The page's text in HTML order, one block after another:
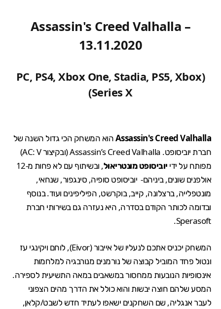
Assassin's Creed Valhalla –
13.11.2020
(PC, PS4, Xbox One, Stadia, PS5, Xbox
Series X)
Assassin's Creed Valhallaהוא המשחק הכי גדול השנה של
חברת יוביסופט. Assassin’s Creed Valhalla (ובקיצור AC: V)
מפותח על ידי יוביסופט מונטריאול
, ובשיתוף עם לא פחות מ-12
אולפנים שונים, ביניהם- יוביסופט סופיה, סינגפור, שנחאי,
מונטפלייה, ברצלונה, קייב, בוקרשט, הפיליפינים ועוד. בנוסף
ובדומה לכותר הקודם בסדרה, היא נעזרה גם בשירותי חברת
Sperasoft.
המשחק יכניס אתכם לנעליו של אייבור (Eivor), לוחם ויקינגי עז
ונטול פחד המוביל קבוצה של נורמנים מנורבגיה למלחמות
אינסופיות הנובעות ממחסור במשאבים במאה התשיעית לספירה.
המסע שלהם חוצה יבשות והוא כולל את הדרך מהים הצפוני
לעבר אנגליה, שם השחקנים ישאפו לעתיד חדש לשבט/קלאן,